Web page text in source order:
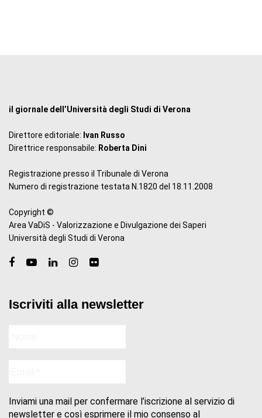
il giornale dell’Università degli Studi di Verona
Direttore editoriale: Ivan Russo
Direttrice responsabile: Roberta Dini
Registrazione presso il Tribunale di Verona
Numero di registrazione testata N.1820 del 18.11.2008
Copyright ©
Area VaDiS - Valorizzazione e Divulgazione dei Saperi
Università degli Studi di Verona
Iscriviti alla newsletter
Inviami una mail per confermare l’iscrizione al servizio di
newsletter e così esprimere il mio consenso al